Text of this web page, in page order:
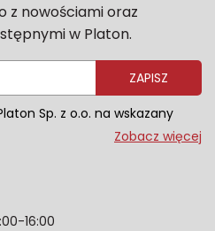
z nowościami oraz
w Platon.
ZAPISZ
Sp. z o.o. na wskazany
informacje marketingowe
znajdziesz w naszej
zgody nie wpłynie na
dokonanego przed
Zobacz więcej
16:00